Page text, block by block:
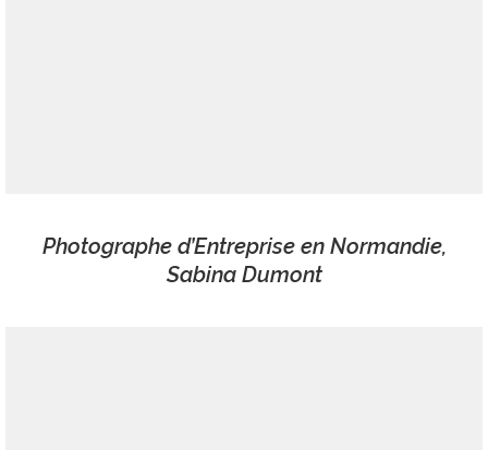
Photographe d’Entreprise en Normandie,
Sabina Dumont